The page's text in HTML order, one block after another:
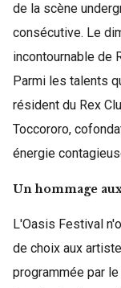
de la scène
consécutive. Le
incontournable de
Parmi les talents
résident du Rex
Toccororo,
énergie
Un hommage
L'Oasis Festival
de choix aux
programmée par